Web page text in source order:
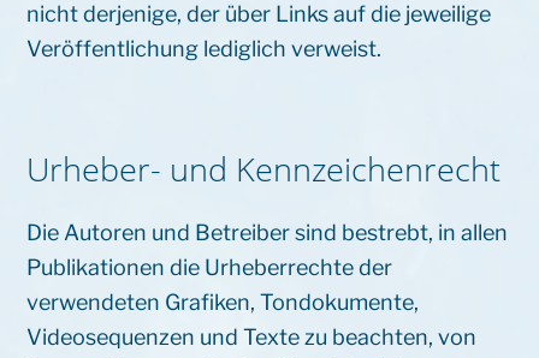
nicht derjenige, der über Links auf die jeweilige
Veröffentlichung lediglich verweist.
Urheber- und Kennzeichenrecht
Die Autoren und Betreiber sind bestrebt, in allen
Publikationen die Urheberrechte der
verwendeten Grafiken, Tondokumente,
Videosequenzen und Texte zu beachten, von